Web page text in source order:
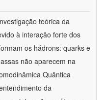
teórica da
à interação forte dos
os hádrons: quarks e
não aparecem na
Quântica
da